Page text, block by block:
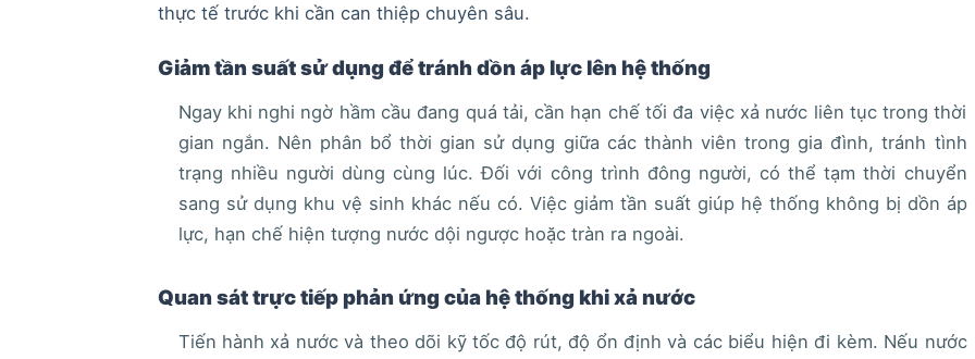
thực tế trước khi cần can thiệp chuyên sâu.
Giảm tần suất sử dụng để tránh dồn áp lực lên hệ thống
Ngay khi nghi ngờ hầm cầu đang quá tải, cần hạn chế tối đa việc xả nước liên tục trong thời
gian ngắn. Nên phân bổ thời gian sử dụng giữa các thành viên trong gia đình, tránh tình
trạng nhiều người dùng cùng lúc. Đối với công trình đông người, có thể tạm thời chuyển
sang sử dụng khu vệ sinh khác nếu có. Việc giảm tần suất giúp hệ thống không bị dồn áp
lực, hạn chế hiện tượng nước dội ngược hoặc tràn ra ngoài.
Quan sát trực tiếp phản ứng của hệ thống khi xả nước
Tiến hành xả nước và theo dõi kỹ tốc độ rút, độ ổn định và các biểu hiện đi kèm. Nếu nước